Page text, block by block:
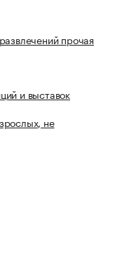
прочая
и выставок
не